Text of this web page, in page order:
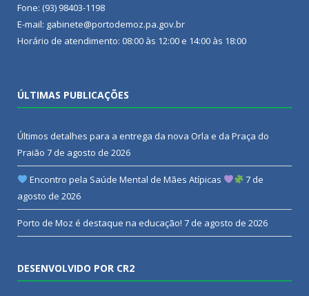
Fone: (93) 98403-1198
E-mail: gabinete@portodemoz.pa.gov.br
Horário de atendimento: 08:00 às 12:00 e 14:00 às 18:00
ÚLTIMAS PUBLICAÇÕES
Últimos detalhes para a entrega da nova Orla e da Praça do
Praião 7 de agosto de 2026
Encontro pela Saúde Mental de Mães Atípicas
7 de
agosto de 2026
Porto de Moz é destaque na educação! 7 de agosto de 2026
DESENVOLVIDO POR CR2